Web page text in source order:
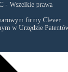
- Wszelkie prawa
firmy Clever
w Urzędzie